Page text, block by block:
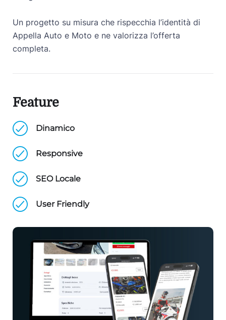
Un progetto su misura che rispecchia l’identità di
Appella Auto e Moto e ne valorizza l’offerta
completa.
Feature
Dinamico
Responsive
SEO Locale
User Friendly